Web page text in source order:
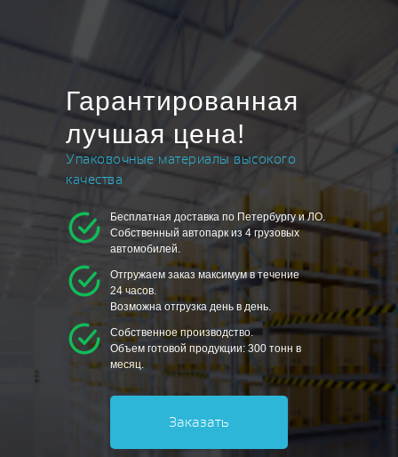
Упаковочные материалы высокого
качества
Гарантированная
лучшая цена!
Заказать
Бесплатная доставка по Петербургу и ЛО.
Собственный автопарк из 4 грузовых
автомобилей.
Отгружаем заказ максимум в течение
24 часов.
Возможна отгрузка день в день.
Собственное производство.
Объем готовой продукции: 300 тонн в
месяц.